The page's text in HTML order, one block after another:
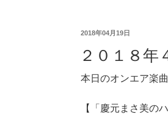
2018年04月19日
２０１８年
本日のオンエア楽
【「慶元まさ美の